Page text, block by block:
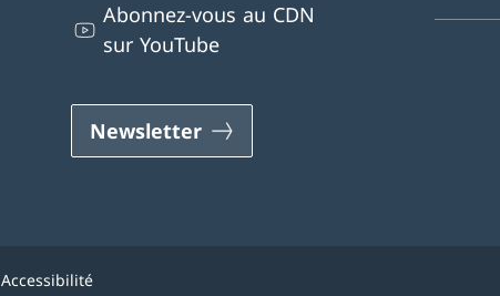
Abonnez-vous au CDN
sur YouTube
Newsletter
Accessibilité